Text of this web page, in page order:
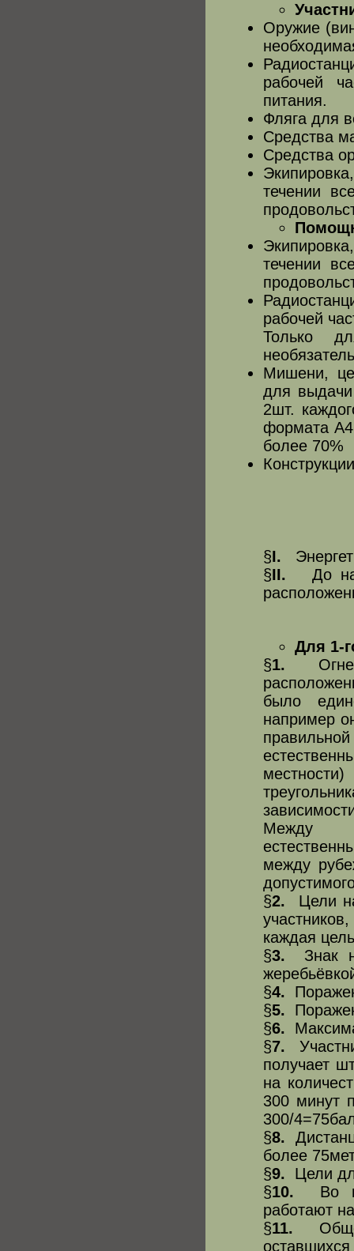
Оружие
рабочей
питания.
Фляга для
Средства
Средства
течении
течении
рабочей
Только
Мишени,
для выдачи
2шт.
формата А4
более 70%
§I.
§II. До
Для 1-
§1.
было
например
Между
между
§2. Цели
каждая
§3. Знак
§4.
§5.
§6.
§7.
получает
на
300 минут
300/
§8.
более
§9. Цели
§10. Во
работают
§11.